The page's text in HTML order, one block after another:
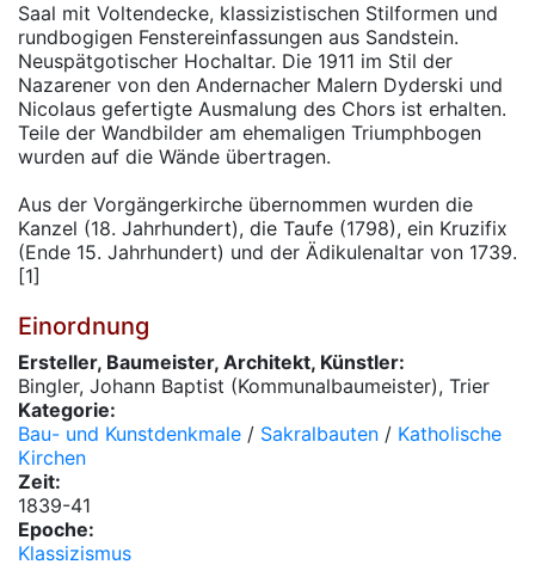
Saal mit Voltendecke, klassizistischen Stilformen und
rundbogigen Fenstereinfassungen aus Sandstein.
Neuspätgotischer Hochaltar. Die 1911 im Stil der
Nazarener von den Andernacher Malern Dyderski und
Nicolaus gefertigte Ausmalung des Chors ist erhalten.
Teile der Wandbilder am ehemaligen Triumphbogen
wurden auf die Wände übertragen.
Aus der Vorgängerkirche übernommen wurden die
Kanzel (18. Jahrhundert), die Taufe (1798), ein Kruzifix
(Ende 15. Jahrhundert) und der Ädikulenaltar von 1739.
[1]
Einordnung
Ersteller, Baumeister, Architekt, Künstler:
Bingler, Johann Baptist (Kommunalbaumeister), Trier
Kategorie:
Bau- und Kunstdenkmale / Sakralbauten / Katholische
Kirchen
Zeit:
1839-41
Epoche:
Klassizismus